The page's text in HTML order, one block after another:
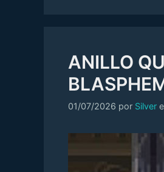
ANILLO
01/07/2026 por Silver